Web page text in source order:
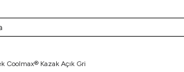
Coolmax® Kazak Açık Gri